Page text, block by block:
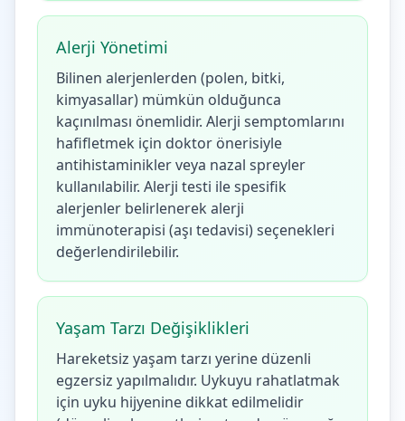
Alerji Yönetimi
Bilinen alerjenlerden (polen, bitki,
kimyasallar) mümkün olduğunca
kaçınılması önemlidir. Alerji semptomlarını
hafifletmek için doktor önerisiyle
antihistaminikler veya nazal spreyler
kullanılabilir. Alerji testi ile spesifik
alerjenler belirlenerek alerji
immünoterapisi (aşı tedavisi) seçenekleri
değerlendirilebilir.
Yaşam Tarzı Değişiklikleri
Hareketsiz yaşam tarzı yerine düzenli
egzersiz yapılmalıdır. Uykuyu rahatlatmak
için uyku hijyenine dikkat edilmelidir